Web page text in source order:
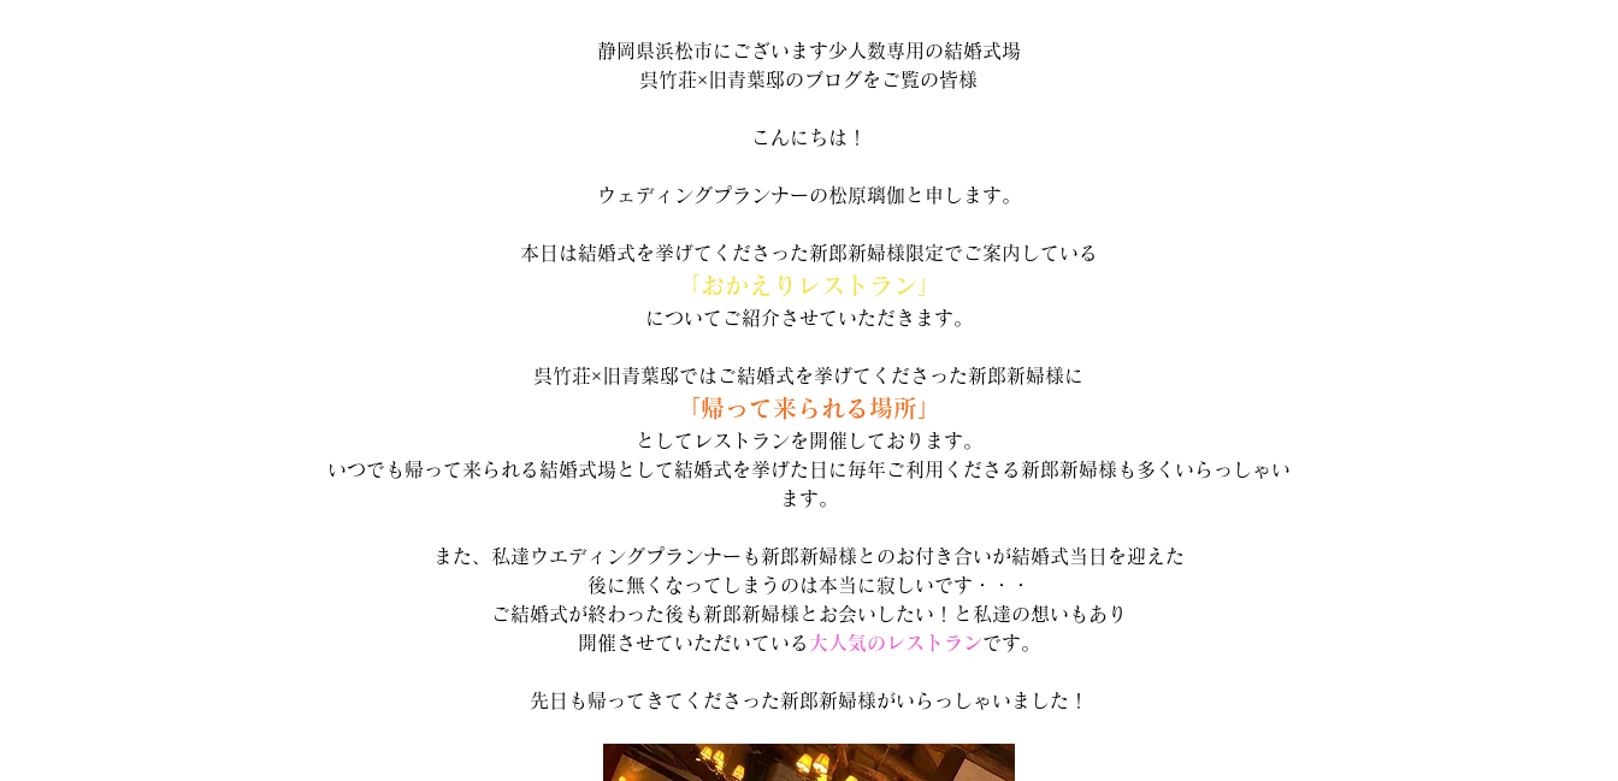
静岡県浜松市にございます少人数専用の結婚式場
呉竹荘×旧青葉邸のブログをご覧の皆様
こんにちは！
ウェディングプランナーの松原璃伽と申します。
本日は結婚式を挙げてくださった新郎新婦様限定でご案内している
「おかえりレストラン」
についてご紹介させていただきます。
呉竹荘×旧青葉邸ではご結婚式を挙げてくださった新郎新婦様に
「帰って来られる場所」
としてレストランを開催しております。
いつでも帰って来られる結婚式場として結婚式を挙げた日に毎年ご利用くださる新郎新婦様も多くいらっしゃい
ます。
また、私達ウエディングプランナーも新郎新婦様とのお付き合いが結婚式当日を迎えた
後に無くなってしまうのは本当に寂しいです・・・
ご結婚式が終わった後も新郎新婦様とお会いしたい！と私達の想いもあり
開催させていただいている 大人気のレストランです。
先日も帰ってきてくださった新郎新婦様がいらっしゃいました！